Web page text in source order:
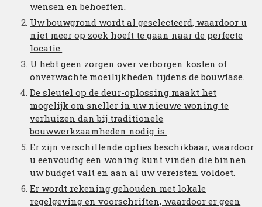
wensen en behoeften.
Uw bouwgrond wordt al geselecteerd, waardoor u
niet meer op zoek hoeft te gaan naar de perfecte
locatie.
U hebt geen zorgen over verborgen kosten of
onverwachte moeilijkheden tijdens de bouwfase.
De sleutel op de deur-oplossing maakt het
mogelijk om sneller in uw nieuwe woning te
verhuizen dan bij traditionele
bouwwerkzaamheden nodig is.
Er zijn verschillende opties beschikbaar, waardoor
u eenvoudig een woning kunt vinden die binnen
uw budget valt en aan al uw vereisten voldoet.
Er wordt rekening gehouden met lokale
regelgeving en voorschriften, waardoor er geen